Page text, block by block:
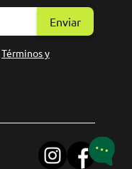
Enviar
Términos y